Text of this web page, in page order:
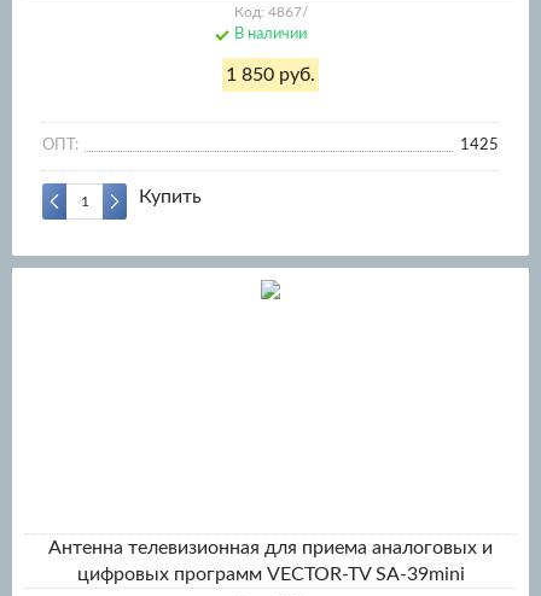
Код: 4867/
В наличии
1 850 руб.
ОПТ: 1425
Купить
Антенна телевизионная для приема аналоговых и
цифровых программ VECTOR-TV SA-39mini